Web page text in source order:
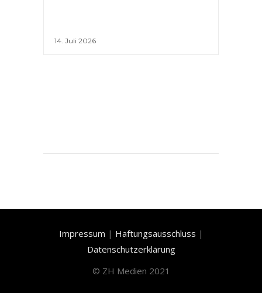
14. Juli 2026
Impressum | Haftungsausschluss |
Datenschutzerklärung
© ZH Medien 2021